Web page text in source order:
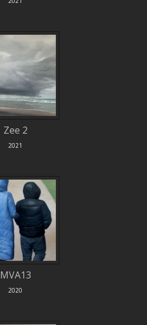
Zee 2
2021
MVA13
2020